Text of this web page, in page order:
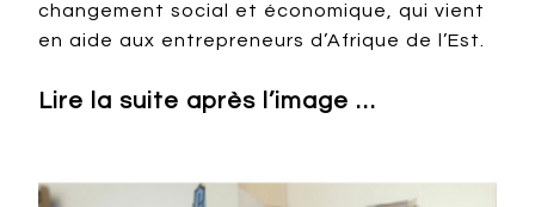
changement social et économique, qui vient
en aide aux entrepreneurs d’Afrique de l’Est.
Lire la suite après l’image …